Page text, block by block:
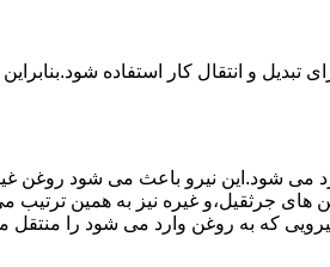
و انتقال کار استفاده
شود.این نیرو باعث می شود روغن غیر
جرثقیل،و غیره نیز به همین ترتیب
که به روغن وارد می شود را